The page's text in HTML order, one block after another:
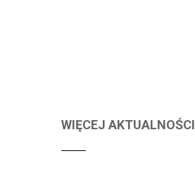
WIĘCEJ AKTUALNOŚCI